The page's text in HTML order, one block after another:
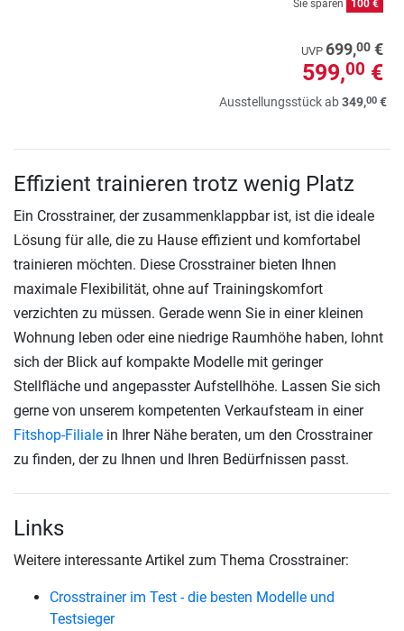
Sie sparen 100 €
UVP 699,00 €
599,00 €
Ausstellungsstück ab349,00 €
Effizient trainieren trotz wenig Platz
Ein Crosstrainer, der zusammenklappbar ist, ist die ideale
Lösung für alle, die zu Hause effizient und komfortabel
trainieren möchten. Diese Crosstrainer bieten Ihnen
maximale Flexibilität, ohne auf Trainingskomfort
verzichten zu müssen. Gerade wenn Sie in einer kleinen
Wohnung leben oder eine niedrige Raumhöhe haben, lohnt
sich der Blick auf kompakte Modelle mit geringer
Stellfläche und angepasster Aufstellhöhe. Lassen Sie sich
gerne von unserem kompetenten Verkaufsteam in einer
Fitshop-Filiale in Ihrer Nähe beraten, um den Crosstrainer
zu finden, der zu Ihnen und Ihren Bedürfnissen passt.
Links
Weitere interessante Artikel zum Thema Crosstrainer:
Crosstrainer im Test - die besten Modelle und
Testsieger